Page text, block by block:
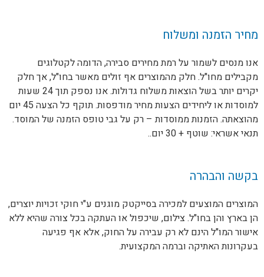
מחיר הזמנה ומשלוח
אנו מנסים לשמור על רמת מחירים סבירה, הדומה לקטלוגים
מקבילים מחו"ל. חלק מהמוצרים אף זולים מאשר בחו"ל, אך חלק
יקרים יותר בשל הוצאות משלוח גדולות. אנו נספק תוך 24 שעות
למוסדות או ליחידים הצעות מחיר מודפסות. תוקף כל הצעה 45 יום
מהוצאתה. הזמנות ממוסדות – רק על גבי טופס הזמנה של המוסד.
תנאי אשראי: שוטף + 30 יום..
בקשה והבהרה
המוצרים המוצעים למכירה בסייקטק מוגנים ע"י חוקי זכויות יוצרים,
הן בארץ והן בחו"ל. צילום, שיכפול או העתקה בכל צורה שהיא ללא
אישור המו"ל הינם לא רק עבירה על החוק, אלא אף פגיעה
בעקרונות האתיקה וברמה המקצועית.